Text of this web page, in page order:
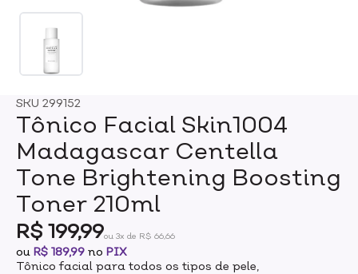
SKU 299152
Tônico Facial Skin1004
Madagascar Centella
Tone Brightening Boosting
Toner 210ml
R$ 199,99ou 3x de R$ 66,66
ou R$ 189,99 no PIX
Tônico facial para todos os tipos de pele,